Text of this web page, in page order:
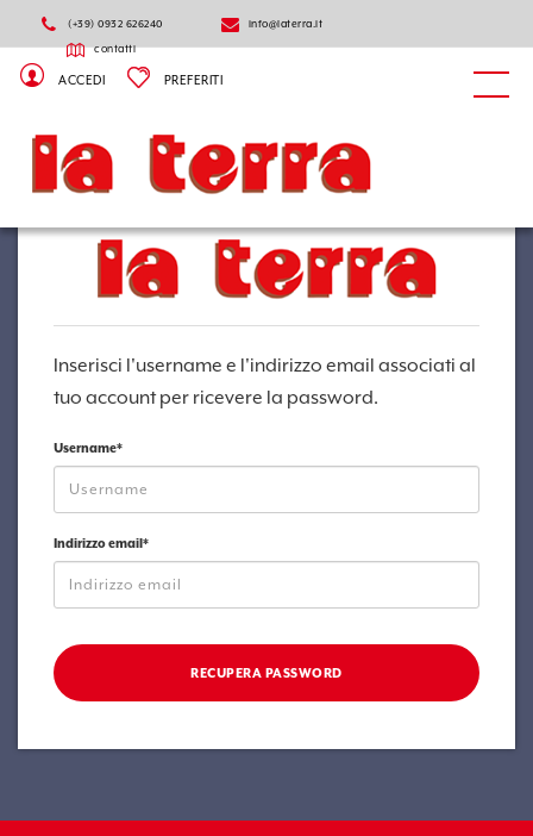
(+39) 0932 626240 info@laterra.it
contatti
ACCEDI PREFERITI
Inserisci l'username e l'indirizzo email associati al
tuo account per ricevere la password.
Username*
Indirizzo email*
RECUPERA PASSWORD